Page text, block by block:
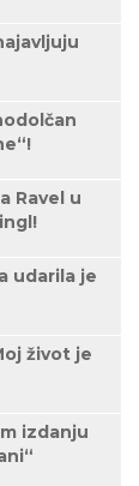
Ravel u
udarila je
život je
izdanju